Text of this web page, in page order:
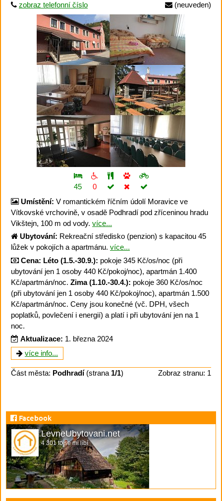
zobraz telefonní číslo
(neuveden)
45
0
Umístění: V romantickém říčním údolí Moravice ve
Vítkovské vrchovině, v osadě Podhradí pod zříceninou hradu
Vikštejn, 100 m od vody. více...
Ubytování: Rekreační středisko (penzion) s kapacitou 45
lůžek v pokojích a apartmánu. více...
Cena: Léto (1.5.-30.9.): pokoje 345 Kč/os/noc (při
ubytování jen 1 osoby 440 Kč/pokoj/noc), apartmán 1.400
Kč/apartmán/noc. Zima (1.10.-30.4.): pokoje 360 Kč/os/noc
(při ubytování jen 1 osoby 440 Kč/pokoj/noc), apartmán 1.500
Kč/apartmán/noc. Ceny jsou konečné (vč. DPH, všech
poplatků, povlečení i energií) a platí i při ubytování jen na 1
noc.
Aktualizace: 1. března 2024
více info...
Část města: Podhradí(strana 1/1) Zobraz stranu: 1
Facebook
LevneUbytovani.net
4 301 to se mi líbí